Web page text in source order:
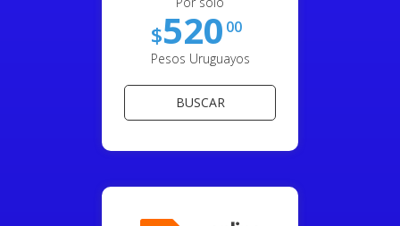
$520 00
Pesos Uruguayos
BUSCAR